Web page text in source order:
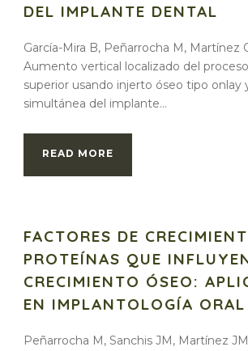
DEL IMPLANTE DENTAL
García-Mira B, Peñarrocha M, Martínez
Aumento vertical localizado del
superior usando injerto óseo tipo onlay
simultánea del implante...
READ MORE
FACTORES DE
PROTEÍNAS QUE
CRECIMIENTO ÓSEO:
EN IMPLANTOLOGÍA ORAL
Peñarrocha M, Sanchis JM, Martínez